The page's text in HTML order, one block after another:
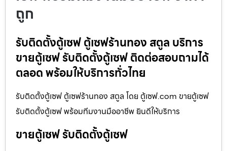
ถูก
รับติดตั้งตู้เซฟ ตู้เซฟร้านทอง สตูล บริการ
ขายตู้เซฟ รับติดตั้งตู้เซฟ ติดต่อสอบถามได้
ตลอด พร้อมให้บริการทั่วไทย
รับติดตั้งตู้เซฟ ตู้เซฟร้านทอง สตูล โดย ตู้เซฟ.com ขายตู้เซฟ
รับติดตั้งตู้เซฟ พร้อมทีมงานมืออาชีพ ยินดีให้บริการ
ขายตู้เซฟ รับติดตั้งตู้เซฟ